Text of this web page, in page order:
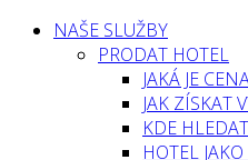
NAŠE SLUŽBY
PRODAT HOTEL
JAKÁ JE
JAK ZÍSKAT
KDE
HOTEL